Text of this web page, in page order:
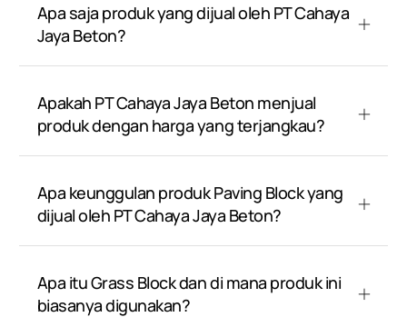
Apa saja produk yang dijual oleh PT Cahaya
Jaya Beton?
Apakah PT Cahaya Jaya Beton menjual
produk dengan harga yang terjangkau?
Apa keunggulan produk Paving Block yang
dijual oleh PT Cahaya Jaya Beton?
Apa itu Grass Block dan di mana produk ini
biasanya digunakan?